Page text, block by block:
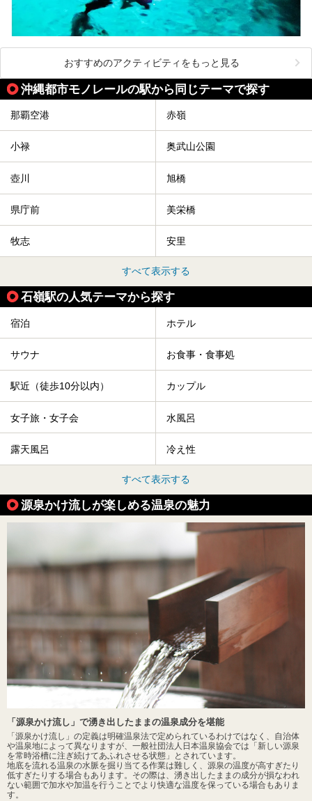
おすすめのアクティビティをもっと見る
沖縄都市モノレールの駅から同じテーマで探す
那覇空港 赤嶺
小禄 奥武山公園
壺川 旭橋
県庁前 美栄橋
牧志 安里
すべて表示する
石嶺駅の人気テーマから探す
宿泊 ホテル
サウナ お食事・食事処
駅近（徒歩10分以内） カップル
女子旅・女子会 水風呂
露天風呂 冷え性
すべて表示する
源泉かけ流しが楽しめる温泉の魅力
「源泉かけ流し」で湧き出したままの温泉成分を堪能
「源泉かけ流し」の定義は明確温泉法で定められているわけではなく、自治体
や温泉地によって異なりますが、一般社団法人日本温泉協会では「新しい源泉
を常時浴槽に注ぎ続けてあふれさせる状態」とされています。
地底を流れる温泉の水脈を掘り当てる作業は難しく、源泉の温度が高すぎたり
低すぎたりする場合もあります。その際は、湧き出したままの成分が損なわれ
ない範囲で加水や加温を行うことでより快適な温度を保っている場合もありま
す。